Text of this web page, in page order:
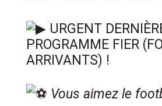
URGENT
PROGRAMME FIER
ARRIVANTS) !
Vous aimez le